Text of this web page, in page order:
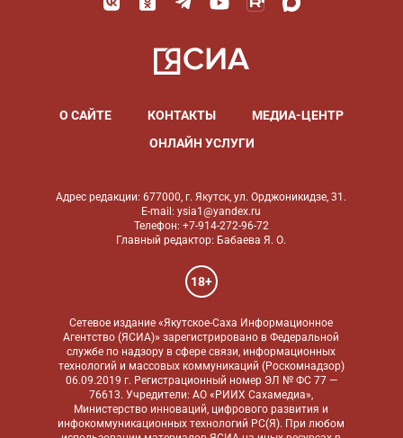
О САЙТЕ КОНТАКТЫ
МЕДИА-ЦЕНТР
ОНЛАЙН УСЛУГИ
Адрес редакции: 677000, г. Якутск, ул. Орджоникидзе, 31.
E-mail: ysia1@yandex.ru
Телефон: +7-914-272-96-72
Главный редактор: Бабаева Я. О.
18+
Сетевое издание «Якутское-Саха Информационное
Агентство (ЯСИА)» зарегистрировано в Федеральной
службе по надзору в сфере связи, информационных
технологий и массовых коммуникаций (Роскомнадзор)
06.09.2019 г. Регистрационный номер ЭЛ № ФС 77 —
76613. Учредители: АО «РИИХ Сахамедиа»,
Министерство инноваций, цифрового развития и
инфокоммуникационных технологий РС(Я). При любом